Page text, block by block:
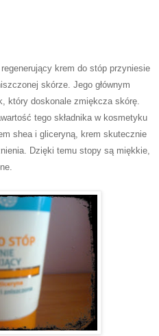
krem do stóp przyniesie
skórze. Jego głównym
który doskonale zmiękcza skórę.
tego składnika w kosmetyku
shea i gliceryną, krem skutecznie
Dzięki temu stopy są miękkie,